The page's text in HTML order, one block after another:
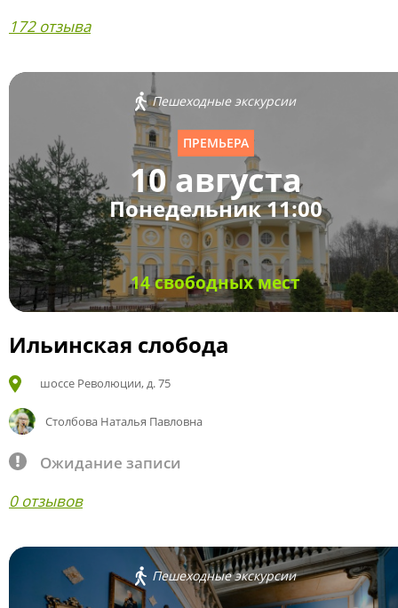
172 отзыва
Пешеходные экскурсии
ПРЕМЬЕРА
10 августа
Понедельник 11:00
14 свободных мест
Ильинская слобода
шоссе Революции, д. 75
Столбова Наталья Павловна
Ожидание записи
0 отзывов
Пешеходные экскурсии